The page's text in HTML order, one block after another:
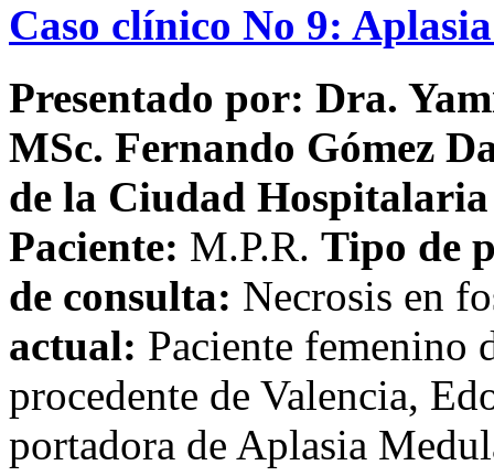
Caso clínico No 9:
Presentado por: Dra.
MSc. Fernando Gómez
de la Ciudad
Paciente: M.P.R. Tipo de
de consulta: Necrosis en
actual: Paciente femenino
procedente de Valencia,
portadora de Aplasia